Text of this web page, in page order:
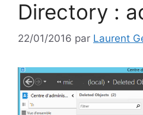
Directory :
22/01/2016 par Laurent